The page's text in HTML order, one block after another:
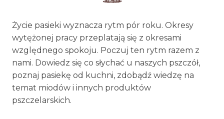
Życie pasieki wyznacza rytm pór roku. Okresy
wytężonej pracy przeplatają się z okresami
względnego spokoju. Poczuj ten rytm razem z
nami. Dowiedz się co słychać u naszych pszczół,
poznaj pasiekę od kuchni, zdobądź wiedzę na
temat miodów i innych produktów
pszczelarskich.